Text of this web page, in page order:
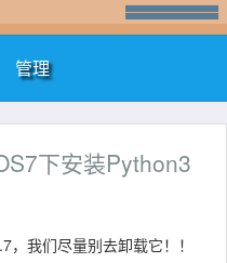
管理
下安装Python3
我们尽量别去卸载它！！